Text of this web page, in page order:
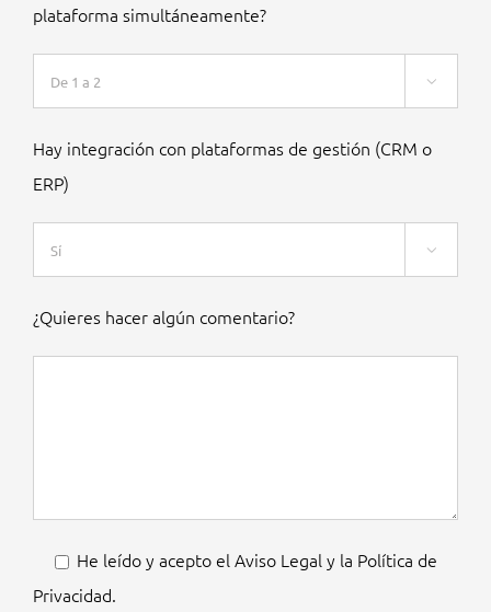
plataforma simultáneamente?

Hay integración con plataformas de gestión (CRM o
ERP)

¿Quieres hacer algún comentario?
He leído y acepto el Aviso Legal y la Política de
Privacidad.